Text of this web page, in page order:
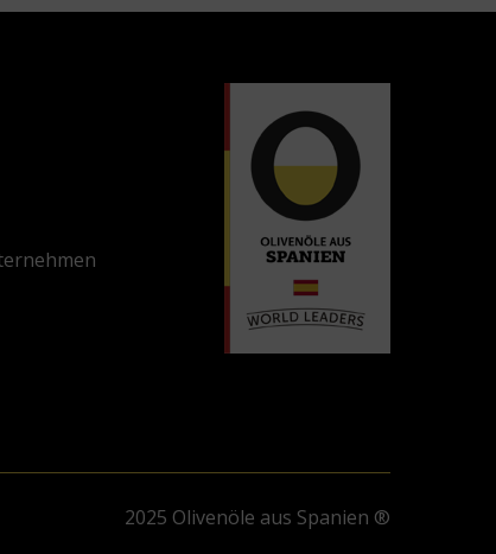
2025 Olivenöle aus Spanien ®